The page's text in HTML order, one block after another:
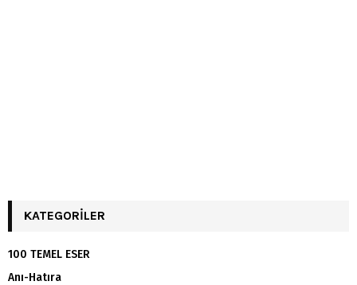
KATEGORILER
100 TEMEL ESER
Anı-Hatıra